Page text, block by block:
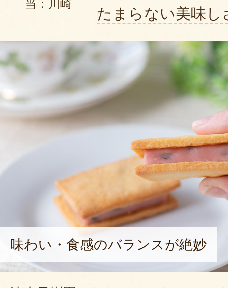
当：川崎
たまらない美味し
味わい・食感のバランスが絶妙